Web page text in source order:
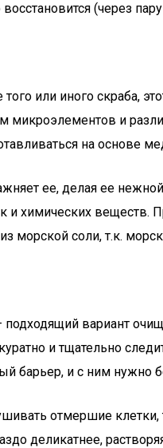
(через
того или иного
и
на основе
ее, делая ее
и химических
морской соли, т.к.
вариант
и тщательно
барьер, и с ним нужно
отмершие
деликатнее,